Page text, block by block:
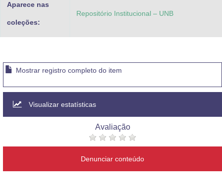
Aparece nas
coleções:
Repositório Institucional – UNB
Mostrar registro completo do item
Visualizar estatísticas
Avaliação
Denunciar conteúdo